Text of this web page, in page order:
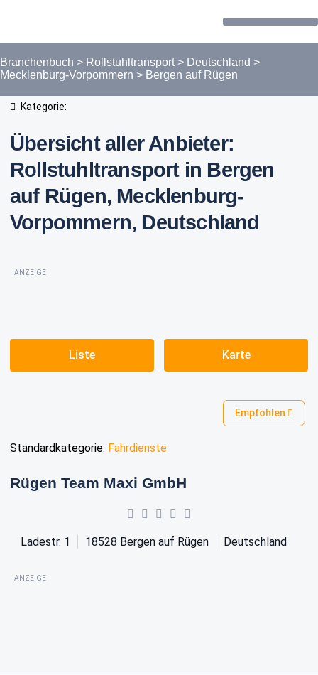
Branchenbuch > Rollstuhltransport > Deutschland >
Mecklenburg-Vorpommern > Bergen auf Rügen
Kategorie:
Übersicht aller Anbieter:
Rollstuhltransport in Bergen
auf Rügen, Mecklenburg-
Vorpommern, Deutschland
ANZEIGE
Liste Karte
Empfohlen
Standardkategorie: Fahrdienste
Rügen Team Maxi GmbH
Ladestr. 1 18528 Bergen auf Rügen Deutschland
ANZEIGE